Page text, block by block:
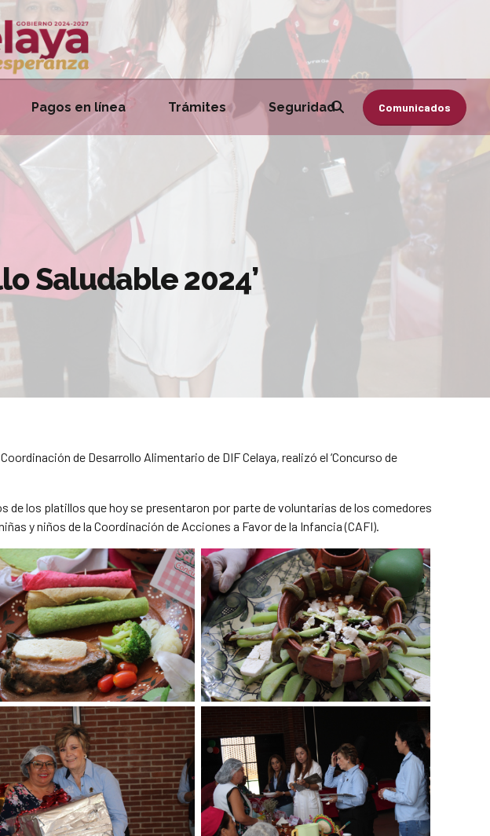
Comunicados
Pagos en línea Trámites Seguridad
Saludable 2024’
de Desarrollo Alimentario de DIF Celaya, realizó el ‘Concurso de
de los platillos que hoy se presentaron por parte de voluntarias de los comedores
y niños de la Coordinación de Acciones a Favor de la Infancia (CAFI).